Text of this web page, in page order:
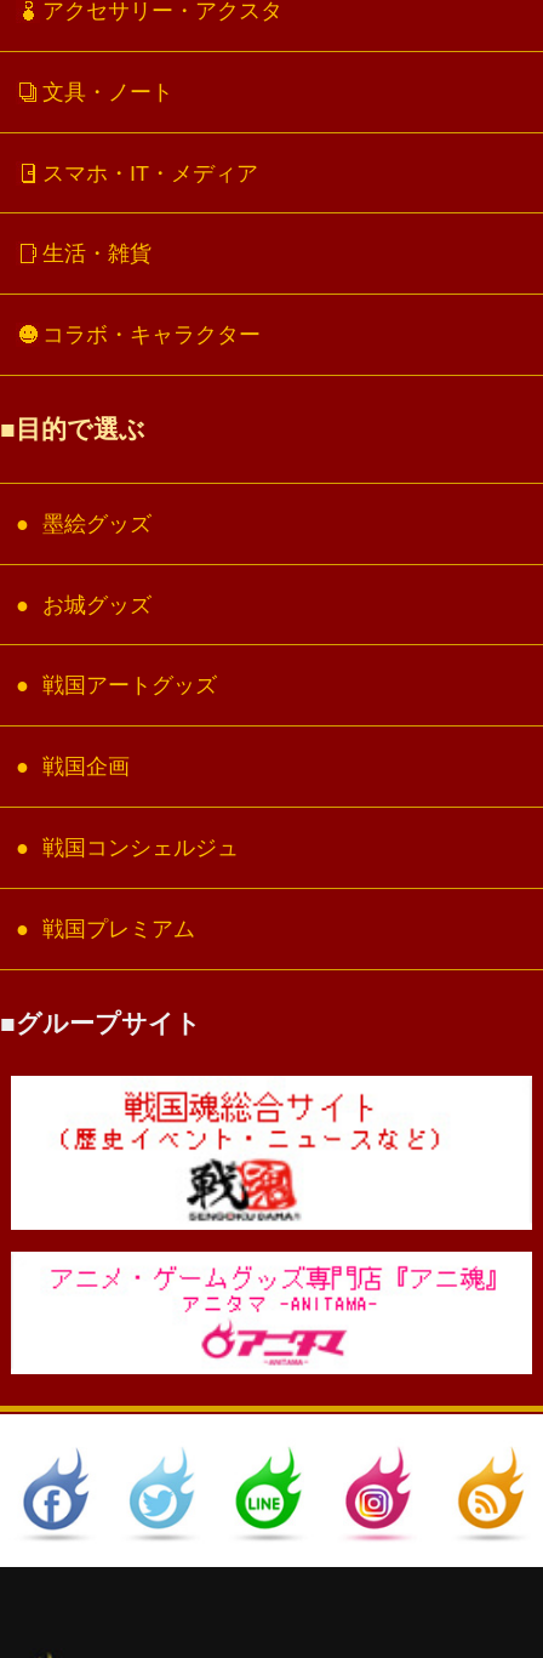
アクセサリー・アクスタ
文具・ノート
スマホ・IT・メディア
生活・雑貨
コラボ・キャラクター
目的で選ぶ
墨絵グッズ
お城グッズ
戦国アートグッズ
戦国企画
戦国コンシェルジュ
戦国プレミアム
グループサイト